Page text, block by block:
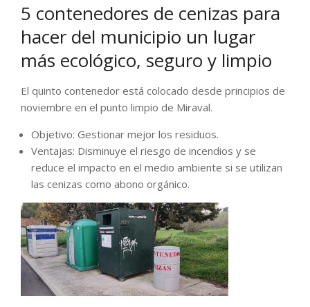
5 contenedores de cenizas para
hacer del municipio un lugar
más ecológico, seguro y limpio
El quinto contenedor está colocado desde principios de
noviembre en el punto limpio de Miraval.
Objetivo: Gestionar mejor los residuos.
Ventajas: Disminuye el riesgo de incendios y se
reduce el impacto en el medio ambiente si se utilizan
las cenizas como abono orgánico.